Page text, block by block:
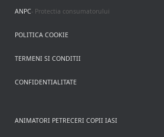
ANPC- Protectia consumatorului
POLITICA COOKIE
TERMENI SI CONDITII
CONFIDENTIALITATE
ANIMATORI PETRECERI COPII IASI